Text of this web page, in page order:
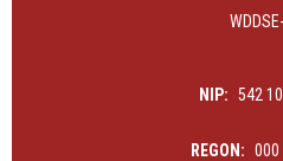
NIP: 542
REGON: 000